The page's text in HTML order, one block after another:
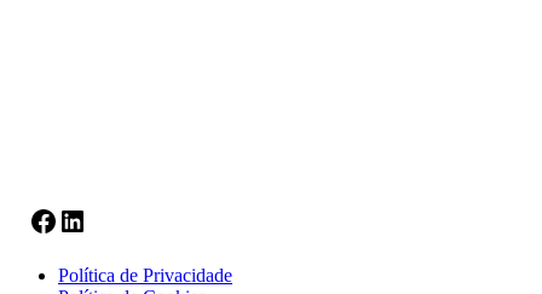
Facebook
LinkedIn
Política de Privacidade